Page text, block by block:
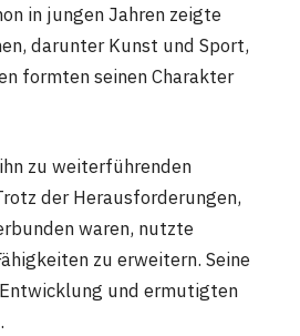
in jungen Jahren zeigte
darunter Kunst und Sport,
formten seinen Charakter
zu weiterführenden
der Herausforderungen,
waren, nutzte
zu erweitern. Seine
und ermutigten